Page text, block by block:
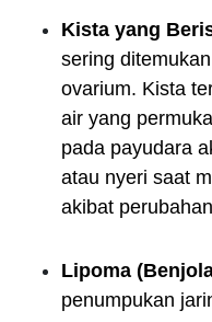
Kista yang
sering
ovarium. Kista
air yang
pada payudara
atau nyeri saat
akibat
Lipoma
penumpukan